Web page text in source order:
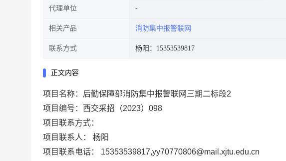
代理单位
相关产品 消防集中报警联网
联系方式 杨阳：15353539817
正文内容
项目名称： 后勤保障部消防集中报警联网三期二标段2
项目编号： 西交采招（2023）098
项目联系方式：
项目联系人：
杨阳
项目联系电话：
15353539817,yy70770806@mail.xjtu.edu.cn